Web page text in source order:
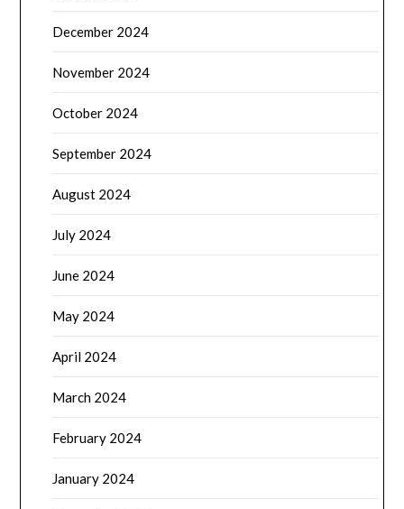
December 2024
November 2024
October 2024
September 2024
August 2024
July 2024
June 2024
May 2024
April 2024
March 2024
February 2024
January 2024